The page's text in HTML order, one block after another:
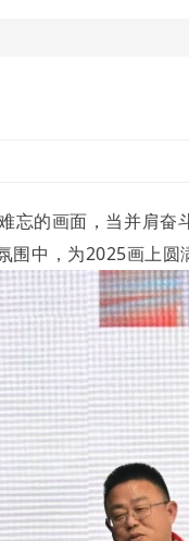
忘的画面，当并肩奋
围中，为2025画上圆